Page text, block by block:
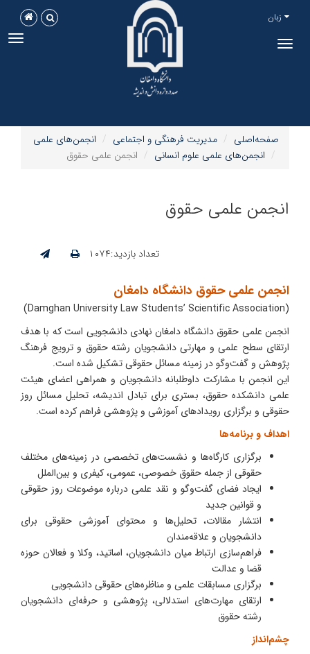
Toggle
زبان
صفحه‌اصلی مدیریت فرهنگی و اجتماعی
انجمن‌های علمی
انجمن‌های علمی علوم انسانی
انجمن علمی حقوق
انجمن علمی حقوق
تعداد بازدید:۱۰۷۴
انجمن علمی حقوق دانشگاه دامغان
(Damghan University Law Students’ Scientific Association)
انجمن علمی حقوق دانشگاه دامغان نهادی دانشجویی است که با هدف
ارتقای سطح علمی و مهارتی دانشجویان رشته حقوق و ترویج فرهنگ
پژوهش و گفت‌وگو در زمینه مسائل حقوقی تشکیل شده است.
این انجمن با مشارکت داوطلبانه دانشجویان و همراهی اعضای هیئت
علمی دانشکده حقوق، بستری برای تبادل اندیشه، تحلیل مسائل روز
حقوقی و برگزاری رویدادهای آموزشی و پژوهشی فراهم کرده است.
اهداف و برنامه‌ها
برگزاری کارگاه‌ها و نشست‌های تخصصی در زمینه‌های مختلف
حقوقی از جمله حقوق خصوصی، عمومی، کیفری و بین‌الملل
ایجاد فضای گفت‌وگو و نقد علمی درباره موضوعات روز حقوقی
و قوانین جدید
انتشار مقالات، تحلیل‌ها و محتوای آموزشی حقوقی برای
دانشجویان و علاقه‌مندان
فراهم‌سازی ارتباط میان دانشجویان، اساتید، وکلا و فعالان حوزه
قضا و عدالت
برگزاری مسابقات علمی و مناظره‌های حقوقی دانشجویی
ارتقای مهارت‌های استدلالی، پژوهشی و حرفه‌ای دانشجویان
رشته حقوق
چشم‌انداز